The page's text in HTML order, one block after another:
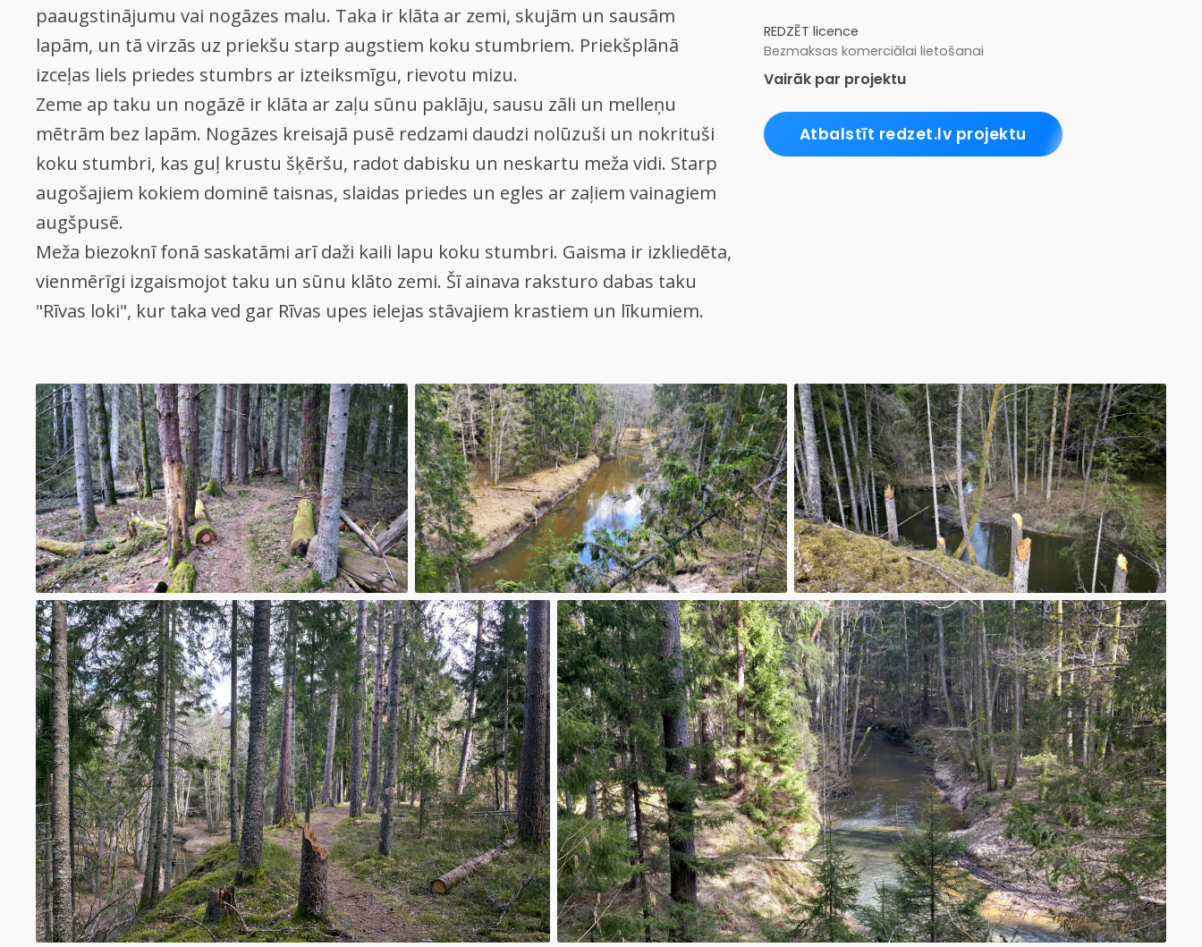
paaugstinājumu vai nogāzes malu. Taka ir klāta ar zemi, skujām un sausām
lapām, un tā virzās uz priekšu starp augstiem koku stumbriem. Priekšplānā
izceļas liels priedes stumbrs ar izteiksmīgu, rievotu mizu.
Zeme ap taku un nogāzē ir klāta ar zaļu sūnu paklāju, sausu zāli un melleņu
mētrām bez lapām. Nogāzes kreisajā pusē redzami daudzi nolūzuši un nokrituši
koku stumbri, kas guļ krustu šķēršu, radot dabisku un neskartu meža vidi. Starp
augošajiem kokiem dominē taisnas, slaidas priedes un egles ar zaļiem vainagiem
augšpusē.
Meža biezoknī fonā saskatāmi arī daži kaili lapu koku stumbri. Gaisma ir izkliedēta,
vienmērīgi izgaismojot taku un sūnu klāto zemi. Šī ainava raksturo dabas taku
"Rīvas loki", kur taka ved gar Rīvas upes ielejas stāvajiem krastiem un līkumiem.
REDZĒT licence
Bezmaksas komerciālai lietošanai
Vairāk par projektu
Atbalstīt redzet.lv projektu